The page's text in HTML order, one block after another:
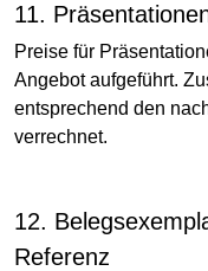
11.
Preise für
Angebot aufgeführt.
entsprechend den
verrechnet.
12.
Referenz